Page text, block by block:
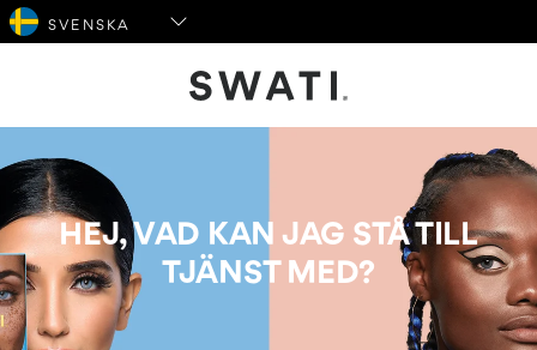
HEJ, VAD KAN JAG STÅ TILL
TJÄNST MED?